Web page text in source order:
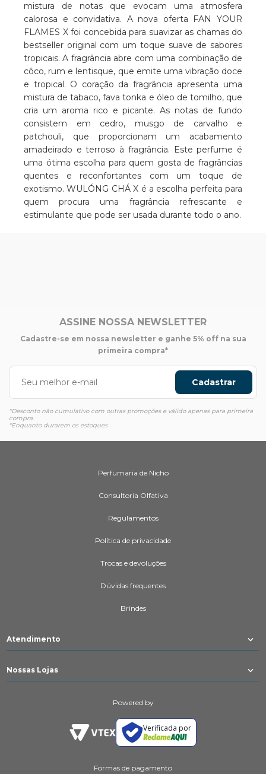
mistura de notas que evocam uma atmosfera
calorosa e convidativa. A nova oferta FAN YOUR
FLAMES X foi concebida para suavizar as chamas do
bestseller original com um toque suave de sabores
tropicais. A fragrância abre com uma combinação de
côco, rum e lentisque, que emite uma vibração doce
e tropical. O coração da fragrância apresenta uma
mistura de tabaco, fava tonka e óleo de tomilho, que
cria um aroma rico e picante. As notas de fundo
consistem em cedro, musgo de carvalho e
patchouli, que proporcionam um acabamento
amadeirado e terroso à fragrância. Este perfume é
uma ótima escolha para quem gosta de fragrâncias
quentes e reconfortantes com um toque de
exotismo. WULÓNG CHÁ X é a escolha perfeita para
quem procura uma fragrância refrescante e
estimulante que pode ser usada durante todo o ano.
ASSINE NOSSA NEWSLETTER
Cadastre-se em nossa newsletter e ganhe 5% off na sua
primeira compra*
Cadastrar
*Desconto não cumulativo com outras promoções e válido apenas para primeira
compra.
*Enquanto durarem os estoques
Perfumaria de Nicho
Consultoria Olfativa
Regulamentos
Política de privacidade
Trocas e devoluções
Dúvidas frequentes
Brindes
Atendimento
Nossas Lojas
Powered by
Verificada por
Formas de pagamento